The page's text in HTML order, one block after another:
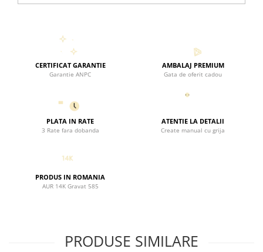
CERTIFICAT GARANTIE
Garantie ANPC
AMBALAJ PREMIUM
Gata de oferit cadou
PLATA IN RATE
3 Rate fara dobanda
ATENTIE LA DETALII
Create manual cu grija
PRODUS IN ROMANIA
AUR 14K Gravat 585
PRODUSE SIMILARE